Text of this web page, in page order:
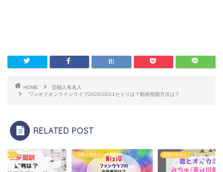
HOME
芸能人有名人
ワンオクオンラインライブ2020/10/11セトリは？動画視聴方法は？
RELATED POST
有名人 芸能人有名人 芸能人有名人